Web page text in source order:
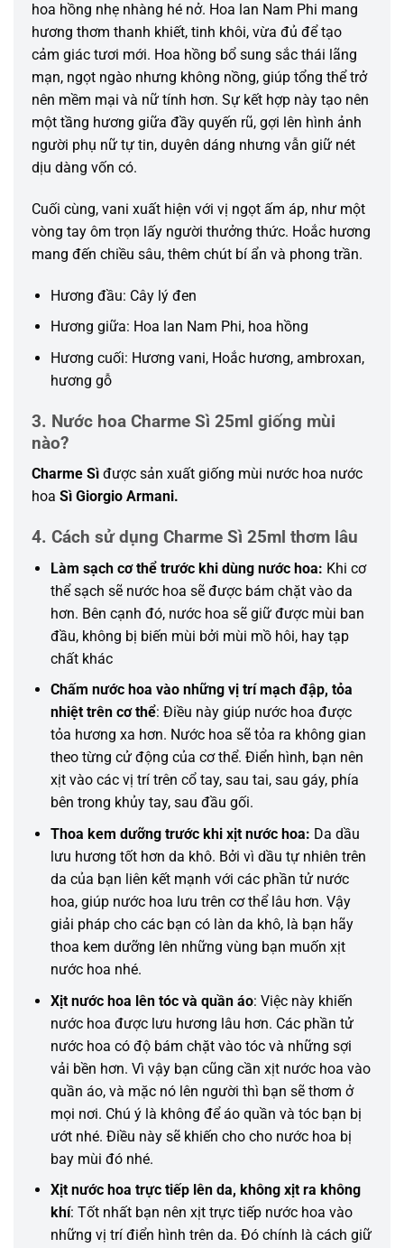
hoa hồng nhẹ nhàng hé nở. Hoa lan Nam Phi mang
hương thơm thanh khiết, tinh khôi, vừa đủ để tạo
cảm giác tươi mới. Hoa hồng bổ sung sắc thái lãng
mạn, ngọt ngào nhưng không nồng, giúp tổng thể trở
nên mềm mại và nữ tính hơn. Sự kết hợp này tạo nên
một tầng hương giữa đầy quyến rũ, gợi lên hình ảnh
người phụ nữ tự tin, duyên dáng nhưng vẫn giữ nét
dịu dàng vốn có.
Cuối cùng, vani xuất hiện với vị ngọt ấm áp, như một
vòng tay ôm trọn lấy người thưởng thức. Hoắc hương
mang đến chiều sâu, thêm chút bí ẩn và phong trần.
Hương đầu: Cây lý đen
Hương giữa: Hoa lan Nam Phi, hoa hồng
Hương cuối: Hương vani, Hoắc hương, ambroxan,
hương gỗ
3. Nước hoa Charme Sì 25ml giống mùi
nào?
Charme Sì được sản xuất giống mùi nước hoa nước
hoa Sì Giorgio Armani.
4. Cách sử dụng Charme Sì 25ml thơm lâu
Làm sạch cơ thể trước khi dùng nước hoa: Khi cơ
thể sạch sẽ nước hoa sẽ được bám chặt vào da
hơn. Bên cạnh đó, nước hoa sẽ giữ được mùi ban
đầu, không bị biến mùi bởi mùi mồ hôi, hay tạp
chất khác
Chấm nước hoa vào nhữngvị trí mạch đập, tỏa
nhiệt trên cơ thể: Điều này giúp nước hoa được
tỏa hương xa hơn. Nước hoa sẽ tỏa ra không gian
theo từng cử động của cơ thể. Điển hình, bạn nên
xịt vào các vị trí trên cổ tay, sau tai, sau gáy, phía
bên trong khủy tay, sau đầu gối.
Thoa kem dưỡng trước khi xịt nước hoa: Da dầu
lưu hương tốt hơn da khô. Bởi vì dầu tự nhiên trên
da của bạn liên kết mạnh với các phần tử nước
hoa, giúp nước hoa lưu trên cơ thể lâu hơn. Vậy
giải pháp cho các bạn có làn da khô, là bạn hãy
thoa kem dưỡng lên những vùng bạn muốn xịt
nước hoa nhé.
Xịt nước hoa lên tóc và quần áo: Việc này khiến
nước hoa được lưu hương lâu hơn. Các phần tử
nước hoa cóđộ bám chặt vào tóc và những sợi
vải bền hơn. Vì vậy bạn cũng cần xịt nước hoa vào
quần áo, và mặc nó lên người thì bạn sẽ thơm ở
mọi nơi. Chú ý là không đểáo quần và tóc bạn bị
ướt nhé. Điều này sẽ khiến cho cho nước hoa bị
bay mùi đónhé.
Xịt nước hoa trực tiếp lên da, không xịt ra không
khí: Tốt nhất bạn nên xịt trực tiếp nước hoa vào
những vị trí điển hình trên da. Đó chính là cách giữ